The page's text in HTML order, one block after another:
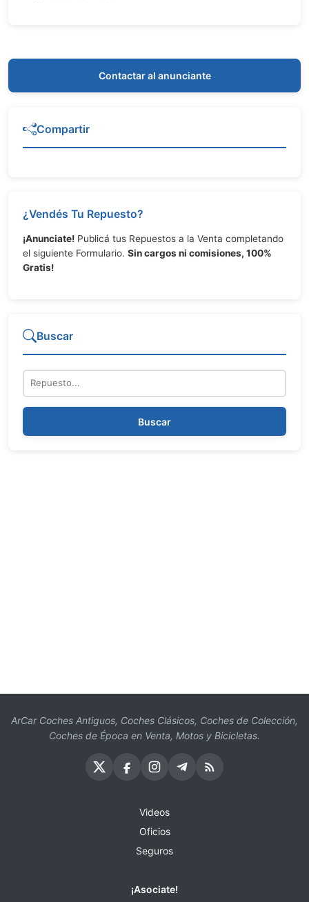
Contactar al anunciante
Compartir
¿Vendés Tu Repuesto?
¡Anunciate! Publicá tus Repuestos a la Venta completando
el siguiente Formulario. Sin cargos ni comisiones, 100%
Gratis!
Buscar
Repuesto
Buscar
ArCar Coches Antiguos, Coches Clásicos, Coches de Colección,
Coches de Época en Venta, Motos y Bicicletas.
Videos
Oficios
Seguros
¡Asociate!